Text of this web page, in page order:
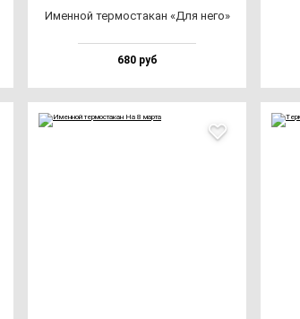
Имен­ной тер­мос­та­кан «Для не­го»
680 руб